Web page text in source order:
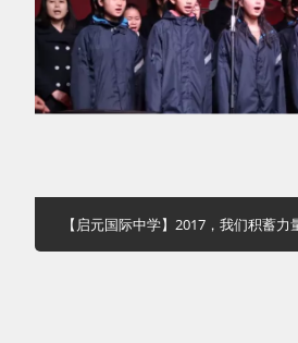
【启元国际中学】2017，我们积蓄力